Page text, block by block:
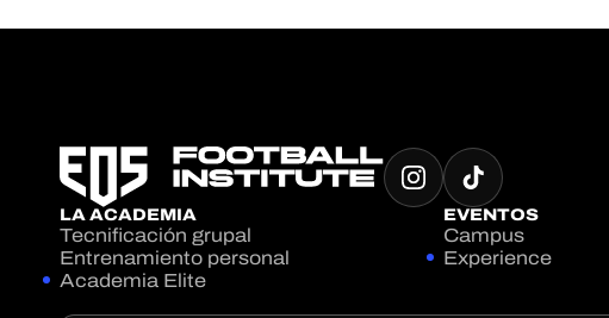
LA ACADEMIA
Tecnificación grupal
Entrenamiento personal
Academia Elite
EVENTOS
Campus
Experience